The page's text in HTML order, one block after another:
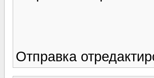
Отправка